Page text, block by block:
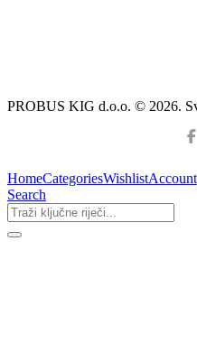
PROBUS KIG d.o.o. © 2026.
HomeCategoriesWishlistAccount
Search